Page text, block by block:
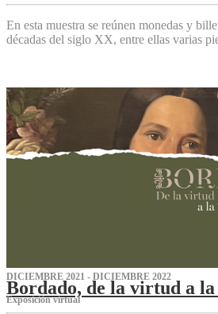
En esta muestra se reúnen monedas y
décadas del siglo XX, entre ellas varias
DICIEMBRE 2021 - DICIEMBRE 2022
Bordado, de la virtud a la
Exposición virtual‌